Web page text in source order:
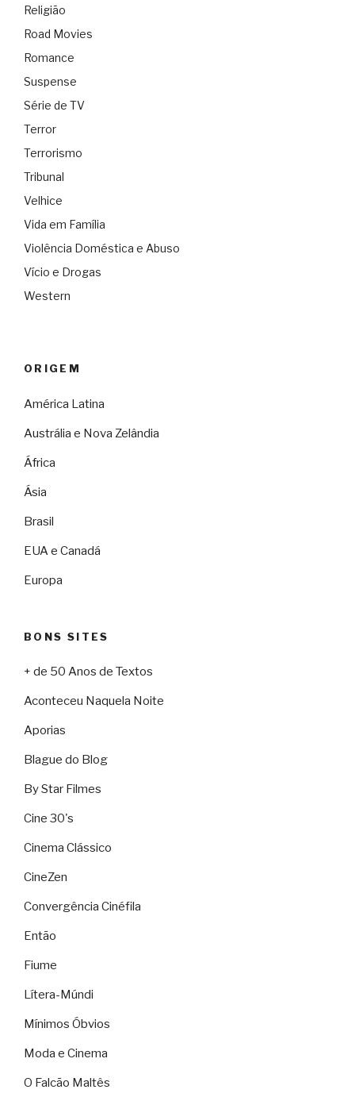
Religião
Road Movies
Romance
Suspense
Série de TV
Terror
Terrorismo
Tribunal
Velhice
Vida em Família
Violência Doméstica e Abuso
Vício e Drogas
Western
ORIGEM
América Latina
Austrália e Nova Zelândia
África
Ásia
Brasil
EUA e Canadá
Europa
BONS SITES
+ de 50 Anos de Textos
Aconteceu Naquela Noite
Aporias
Blague do Blog
By Star Filmes
Cine 30's
Cinema Clássico
CineZen
Convergência Cinéfila
Então
Fiume
Lítera-Múndi
Mínimos Óbvios
Moda e Cinema
O Falcão Maltês